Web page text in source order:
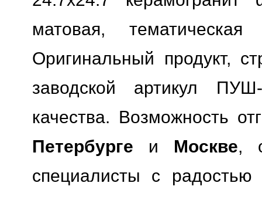
матовая,
Оригинальный продукт,
заводской артикул ПУШ-
качества. Возможность
Петербурге и Москве,
специалисты с радостью